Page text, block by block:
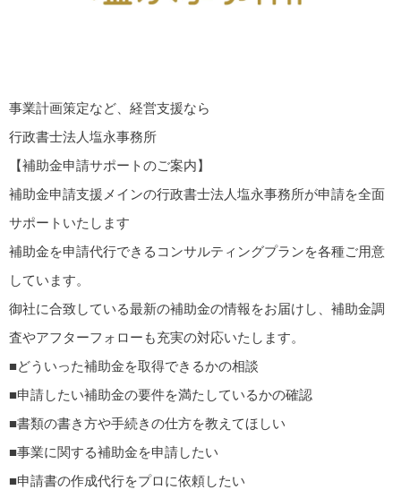
事業計画策定など、経営支援なら
行政書士法人塩永事務所
【補助金申請サポートのご案内】
補助金申請支援メインの行政書士法人塩永事務所が申請を全面
サポートいたします
補助金を申請代行できるコンサルティングプランを各種ご用意
しています。
御社に合致している最新の補助金の情報をお届け​​し、補助金調
査やアフターフォローも充実の対応いたします。
■どういった補助金を取得できるかの相談
■申請したい補助金の要件を満たしているかの確認
■書類の書き方や手続きの仕方を教えてほしい
■事業に関する補助金を申請したい
■申請書の作成代行をプロに依頼したい